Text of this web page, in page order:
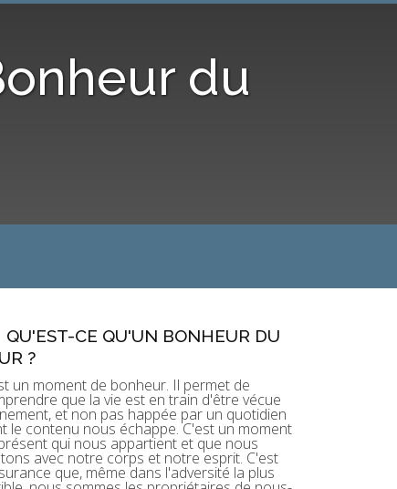
du
QU'EST-CE QU'UN BONHEUR DU
?
un moment de bonheur. Il permet de
que la vie est en train d'être vécue
et non pas happée par un quotidien
le contenu nous échappe. C'est un moment
qui nous appartient et que nous
avec notre corps et notre esprit. C'est
que, même dans l'adversité la plus